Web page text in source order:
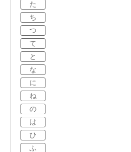
た
ち
つ
て
と
な
に
ね
の
は
ひ
ふ